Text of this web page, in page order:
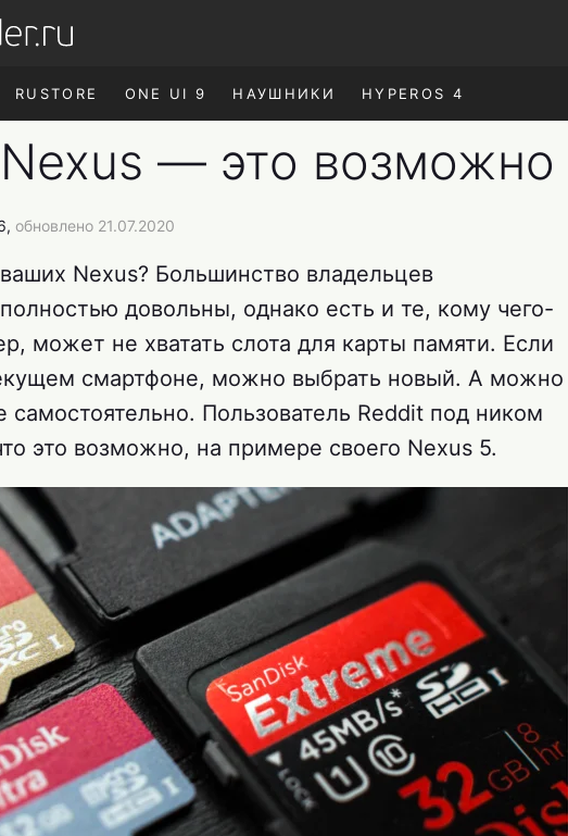
RUSTORE ONE UI 9 НАУШНИКИ HYPEROS 4
— это возможно
обновлено 21.07.2020
Nexus? Большинство владельцев
довольны, однако есть и те, кому чего-
может не хватать слота для карты памяти. Если
смартфоне, можно выбрать новый. А можно
Пользователь Reddit под ником
это возможно, на примере своего Nexus 5.